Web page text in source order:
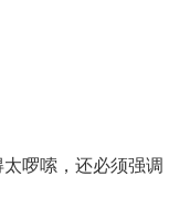
啰嗦，还必须强调